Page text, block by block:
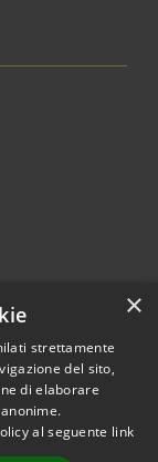
2026 • Comune di
• Powered by
×
strettamente
del sito,
di elaborare
al seguente link